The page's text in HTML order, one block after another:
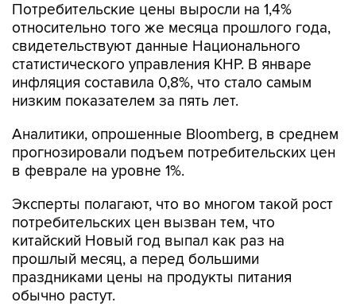
Потребительские цены выросли на 1,4%
относительно того же месяца прошлого года,
свидетельствуют данные Национального
статистического управления КНР. В январе
инфляция составила 0,8%, что стало самым
низким показателем за пять лет.
Аналитики, опрошенные Bloomberg, в среднем
прогнозировали подъем потребительских цен
в феврале на уровне 1%.
Эксперты полагают, что во многом такой рост
потребительских цен вызван тем, что
китайский Новый год выпал как раз на
прошлый месяц, а перед большими
праздниками цены на продукты питания
обычно растут.